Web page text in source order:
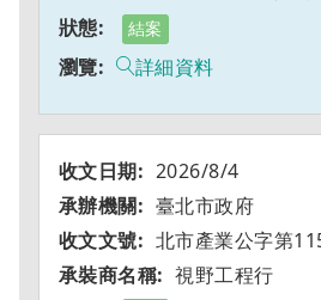
結案
詳細資料
2026/8/4
臺北市政府
北市產業公字第
視野工程行